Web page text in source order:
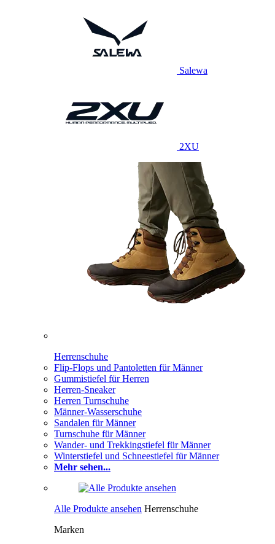
Salewa
2XU
Herrenschuhe
Flip-Flops und Pantoletten für Männer
Gummistiefel für Herren
Herren-Sneaker
Herren Turnschuhe
Männer-Wasserschuhe
Sandalen für Männer
Turnschuhe für Männer
Wander- und Trekkingstiefel für Männer
Winterstiefel und Schneestiefel für Männer
Mehr sehen...
Alle Produkte ansehen Herrenschuhe
Marken